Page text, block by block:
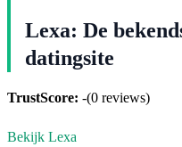
Lexa: De
datingsite
TrustScore: -(0 reviews)
Bekijk Lexa